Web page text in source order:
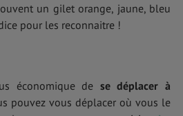
un gilet orange, jaune, bleu
pour les reconnaitre !
économique de se déplacer à
pouvez vous déplacer où vous le